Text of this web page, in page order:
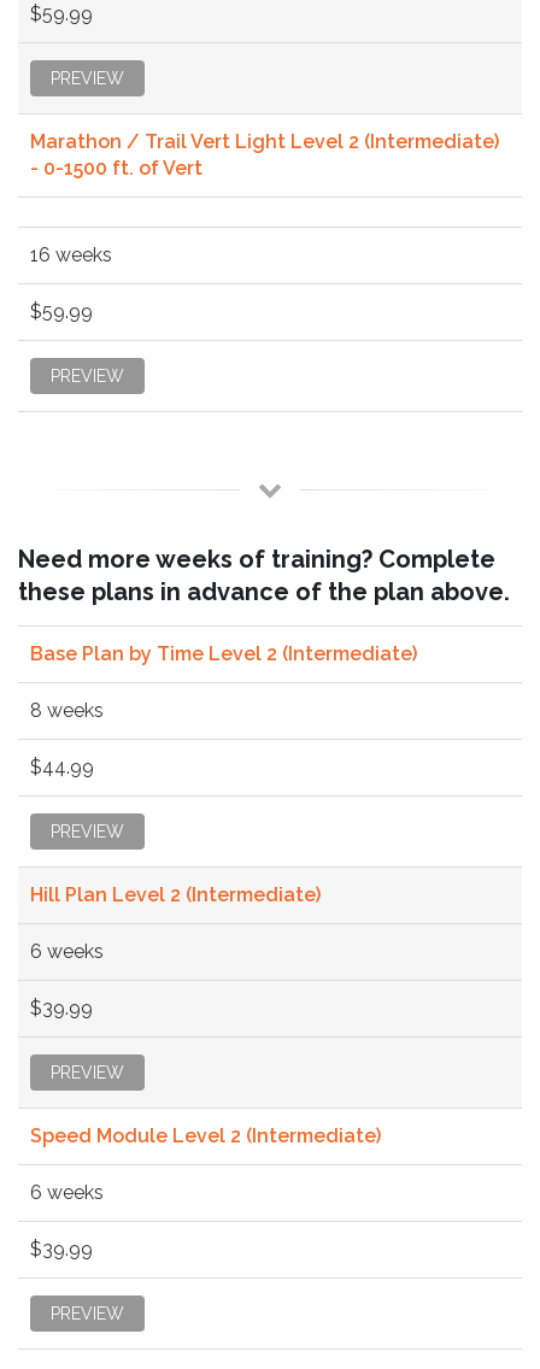
$59.99
PREVIEW
Marathon / Trail Vert Light Level 2 (Intermediate)
- 0-1500 ft. of Vert
16 weeks
$59.99
PREVIEW
Need more weeks of training? Complete
these plans in advance of the plan above.
Base Plan by Time Level 2 (Intermediate)
8 weeks
$44.99
PREVIEW
Hill Plan Level 2 (Intermediate)
6 weeks
$39.99
PREVIEW
Speed Module Level 2 (Intermediate)
6 weeks
$39.99
PREVIEW